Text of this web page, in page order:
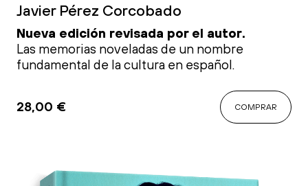
Javier Pérez Corcobado
Nueva edición revisada por el autor.
Las memorias noveladas de un nombre
fundamental de la cultura en español.
28,00 € COMPRAR